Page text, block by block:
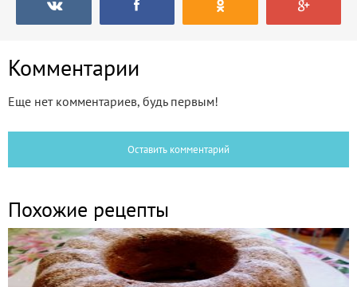
Комментарии
Еще нет комментариев, будь первым!
Оставить комментарий
Похожие рецепты